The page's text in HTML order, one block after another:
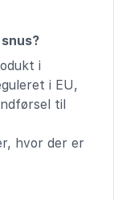
i
i EU,
til
hvor der er